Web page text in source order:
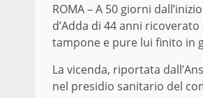
ROMA – A 50 giorni
d’Adda di 44 anni
tampone e pure lui finito in
La vicenda, riportata
nel presidio sanitario del